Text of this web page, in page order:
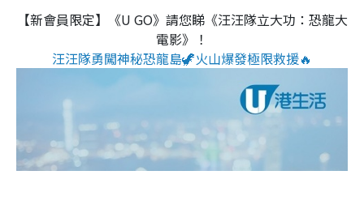
【新會員限定】《U GO》請您睇《汪汪隊立大功：恐龍大
電影》！
汪汪隊勇闖神秘恐龍島🦖火山爆發極限救援🔥